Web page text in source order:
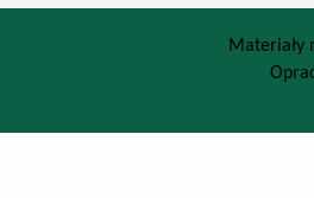
Materiały